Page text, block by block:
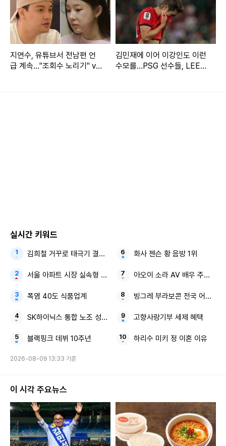
마라톤 대회가 시작되자, 션은 "진짜 많은 사람이 나왔다"라며
설렘을 감추지 못했다. 또 "날씨가 너무 좋다. 구름도 좀 껴서
달리기 정말 좋은 날씨인 것 같다"라고 밝혔다. 이어 그는 "기
분 좋게 달리고 있다. 골드코스트의 아름다운 풍경이 (보인다).
지연수, 유튜브서 전남편 언
급 계속…"조회수 노리기" vs
김민재에 이어 이강인도 이런
수모를…PSG 선수들, LEE
실시간 키워드
김희철 거꾸로 태극기 결혼 발표
서울 아파트 시장 실속형 소형
폭염 40도 식품업계
SK하이닉스 통합 노조 성과급
블랙핑크 데뷔 10주년
화사 젠슨 황 음방 1위
아오이 소라 AV 배우 주학년
빙그레 부라보콘 전국 어린이
고향사랑기부 세제 혜택
하리수 미키 정 이혼 이유
2026-08-09 13:33 기준
이 시각 주요뉴스